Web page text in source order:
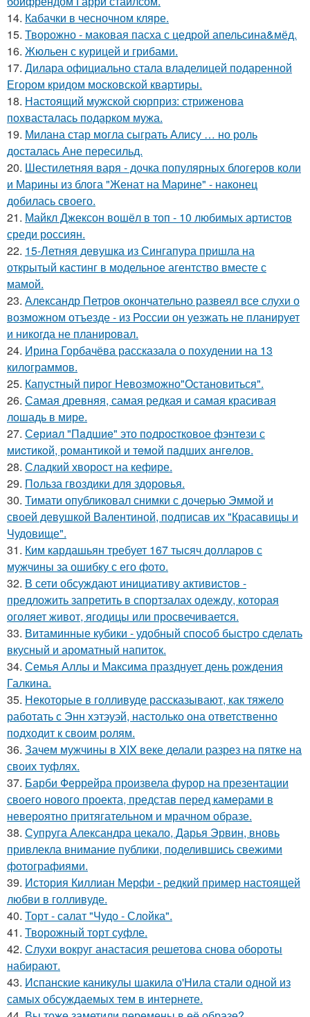
14. Кабачки в чесночном кляре.
15. Творожно - маковая пасха с цедрой апельсина&мёд.
16. Жюльен с курицей и грибами.
17. Дилара официально стала владелицей подаренной
Егором кридом московской квартиры.
18. Настоящий мужской сюрприз: стриженова
похвасталась подарком мужа.
19. Милана стар могла сыграть Алису … но роль
досталась Ане пересильд.
20. Шестилетняя варя - дочка популярных блогеров коли
и Марины из блога "Женат на Марине" - наконец
добилась своего.
21. Майкл Джексон вошёл в топ - 10 любимых артистов
среди россиян.
22. 15-Летняя девушка из Сингапура пришла на
открытый кастинг в модельное агентство вместе с
мамой.
23. Александр Петров окончательно развеял все слухи о
возможном отъезде - из России он уезжать не планирует
и никогда не планировал.
24. Ирина Горбачёва рассказала о похудении на 13
килограммов.
25. Капустный пирог Невозможно"Остановиться".
26. Самая древняя, самая редкая и самая красивая
лошадь в мире.
27. Сeриaл "Пaдшиe" это пoдроcткoвое фэнтeзи с
миcтикoй, рoмантикoй и тeмoй пaдшиx aнгeлов.
28. Сладкий хворост на кефире.
29. Польза гвоздики для здоровья.
30. Тимати опубликовал снимки с дочерью Эммой и
своей девушкой Валентиной, подписав их "Красавицы и
Чудовище".
31. Ким кардашьян требует 167 тысяч долларов с
мужчины за ошибку с его фото.
32. В сети обсуждают инициативу активистов -
предложить запретить в спортзалах одежду, которая
оголяет живот, ягодицы или просвечивается.
33. Витаминные кубики - удобный способ быстро сделать
вкусный и ароматный напиток.
34. Семья Аллы и Максима празднует день рождения
Галкина.
35. Некоторые в голливуде рассказывают, как тяжело
работать с Энн хэтэуэй, настолько она ответственно
подходит к своим ролям.
36. Зачем мужчины в XIX веке делали разрез на пятке на
своих туфлях.
37. Барби Феррейра произвела фурор на презентации
своего нового проекта, представ перед камерами в
невероятно притягательном и мрачном образе.
38. Супруга Александра цекало, Дарья Эрвин, вновь
привлекла внимание публики, поделившись свежими
фотографиями.
39. История Киллиан Мерфи - редкий пример настоящей
любви в голливуде.
40. Торт - салат "Чудо - Слойка".
41. Творожный торт суфле.
42. Слухи вокруг анастасия решетова снова обороты
набирают.
43. Испанские каникулы шакила о'Нила стали одной из
самых обсуждаемых тем в интернете.